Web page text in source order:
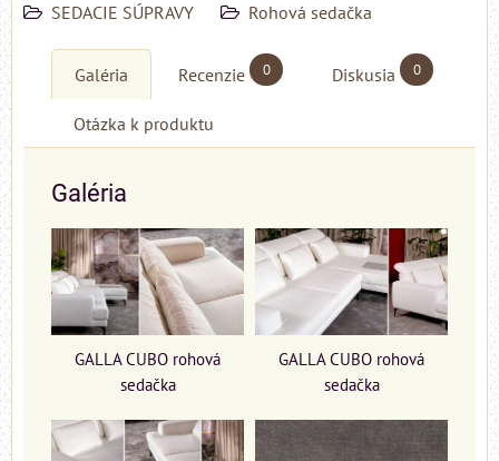
SEDACIE SÚPRAVY Rohová sedačka
Galéria Recenzie 0 Diskusia 0
Otázka k produktu
Galéria
GALLA CUBO rohová
sedačka
GALLA CUBO rohová
sedačka